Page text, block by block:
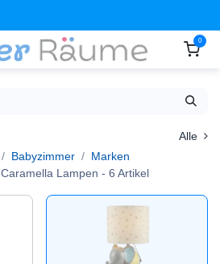
0
Alle
Babyzimmer
Marken
Caramella Lampen - 6 Artikel